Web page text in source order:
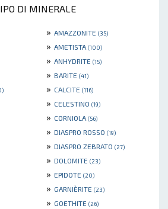
DI MINERALE
» AMAZZONITE (35)
» AMETISTA (100)
» ANHYDRITE (15)
» BARITE (41)
» CALCITE (116)
» CELESTINO (19)
» CORNIOLA (56)
» DIASPRO ROSSO (19)
» DIASPRO ZEBRATO (27)
» DOLOMITE (23)
» EPIDOTE (20)
» GARNIÈRITE (23)
» GOETHITE (26)